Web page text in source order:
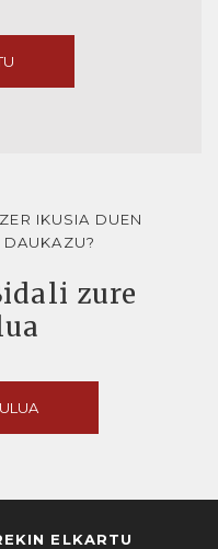
IKUSIA DUEN
DAUKAZU?
zure
ELKARTU